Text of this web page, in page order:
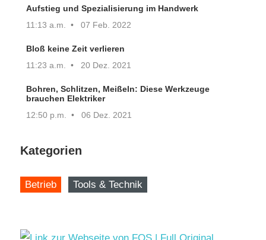
Aufstieg und Spezialisierung im Handwerk
11:13 a.m.
07 Feb. 2022
Bloß keine Zeit verlieren
11:23 a.m.
20 Dez. 2021
Bohren, Schlitzen, Meißeln: Diese Werkzeuge
brauchen Elektriker
12:50 p.m.
06 Dez. 2021
Kategorien
Betrieb Tools & Technik